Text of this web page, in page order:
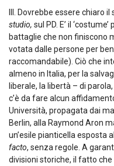
III. Dovrebbe essere chiaro
studio, sul PD. E’ il
battaglie che non finiscono
votata dalle persone per
raccomandabile). Ciò che
almeno in Italia, per la
liberale, la libertà – di
c’è da fare alcun
Università, propagata dai
Berlin, alla Raymond Aron
un’esile pianticella esposta
facto, senza regole. A
divisioni storiche, il fatto